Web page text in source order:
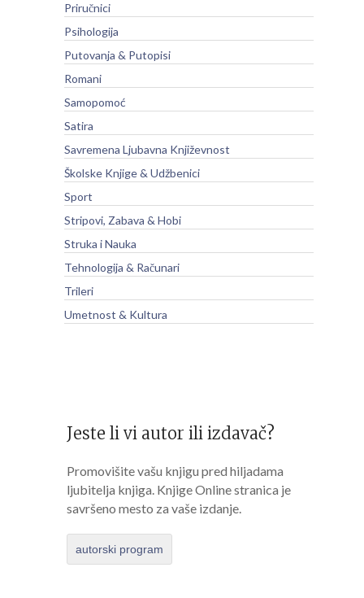
Priručnici
Psihologija
Putovanja & Putopisi
Romani
Samopomoć
Satira
Savremena Ljubavna Književnost
Školske Knjige & Udžbenici
Sport
Stripovi, Zabava & Hobi
Struka i Nauka
Tehnologija & Računari
Trileri
Umetnost & Kultura
Jeste li vi autor ili izdavač?
Promovišite vašu knjigu pred hiljadama
ljubitelja knjiga. Knjige Online stranica je
savršeno mesto za vaše izdanje.
autorski program